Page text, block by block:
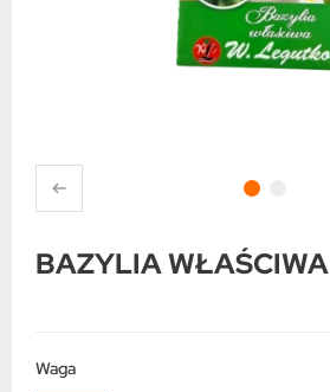
BAZYLIA WŁAŚCIWA
Waga